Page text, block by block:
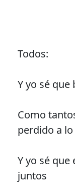
Todos:
Y yo sé
Como
perdido a
Y yo sé
juntos